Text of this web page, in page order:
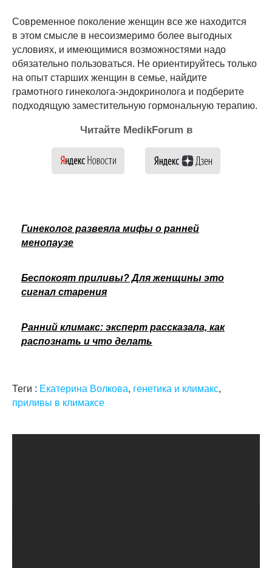
Современное поколение женщин все же находится
в этом смысле в несоизмеримо более выгодных
условиях, и имеющимися возможностями надо
обязательно пользоваться. Не ориентируйтесь только
на опыт старших женщин в семье, найдите
грамотного гинеколога-эндокринолога и подберите
подходящую заместительную гормональную терапию.
Читайте MedikForum в
Гинеколог развеяла мифы о ранней
менопаузе
Беспокоят приливы? Для женщины это
сигнал старения
Ранний климакс: эксперт рассказала, как
распознать и что делать
Теги : Екатерина Волкова, генетика и климакс,
приливы в климаксе